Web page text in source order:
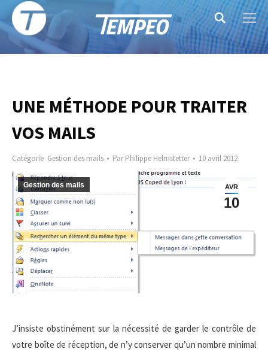
Search:
UNE MÉTHODE POUR TRAITER
VOS MAILS
Catégorie Gestion des mails ParPhilippe Helmstetter 10 avril 2012
AVR
10
Gestion des mails
J’insiste obstinément sur la nécessité de garder le contrôle de
votre boîte de réception, de n’y conserver qu’un nombre minimal